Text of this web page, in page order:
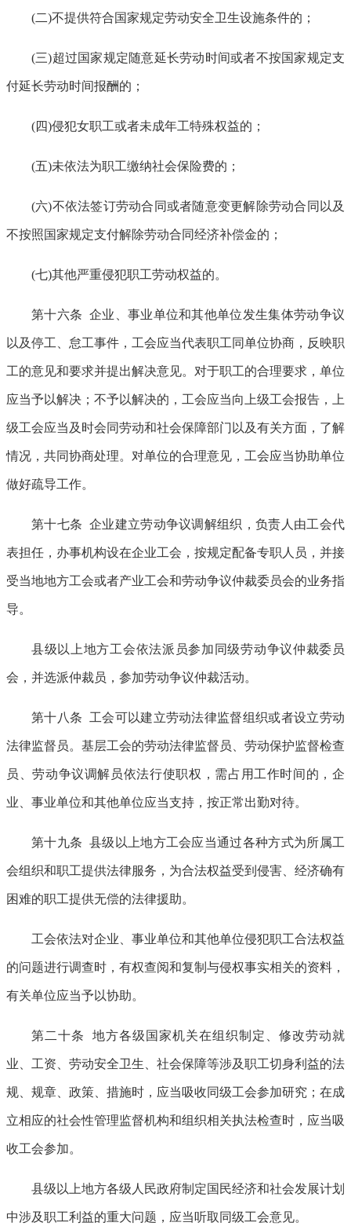
(二)不提供符合国家规定劳动安全卫生设施条件的；
(三)超过国家规定随意延长劳动时间或者不按国家规定支
付延长劳动时间报酬的；
(四)侵犯女职工或者未成年工特殊权益的；
(五)未依法为职工缴纳社会保险费的；
(六)不依法签订劳动合同或者随意变更解除劳动合同以及
不按照国家规定支付解除劳动合同经济补偿金的；
(七)其他严重侵犯职工劳动权益的。
第十六条 企业、事业单位和其他单位发生集体劳动争议
以及停工、怠工事件，工会应当代表职工同单位协商，反映职
工的意见和要求并提出解决意见。对于职工的合理要求，单位
应当予以解决；不予以解决的，工会应当向上级工会报告，上
级工会应当及时会同劳动和社会保障部门以及有关方面，了解
情况，共同协商处理。对单位的合理意见，工会应当协助单位
做好疏导工作。
第十七条 企业建立劳动争议调解组织，负责人由工会代
表担任，办事机构设在企业工会，按规定配备专职人员，并接
受当地地方工会或者产业工会和劳动争议仲裁委员会的业务指
导。
县级以上地方工会依法派员参加同级劳动争议仲裁委员
会，并选派仲裁员，参加劳动争议仲裁活动。
第十八条 工会可以建立劳动法律监督组织或者设立劳动
法律监督员。基层工会的劳动法律监督员、劳动保护监督检查
员、劳动争议调解员依法行使职权，需占用工作时间的，企
业、事业单位和其他单位应当支持，按正常出勤对待。
第十九条 县级以上地方工会应当通过各种方式为所属工
会组织和职工提供法律服务，为合法权益受到侵害、经济确有
困难的职工提供无偿的法律援助。
工会依法对企业、事业单位和其他单位侵犯职工合法权益
的问题进行调查时，有权查阅和复制与侵权事实相关的资料，
有关单位应当予以协助。
第二十条 地方各级国家机关在组织制定、修改劳动就
业、工资、劳动安全卫生、社会保障等涉及职工切身利益的法
规、规章、政策、措施时，应当吸收同级工会参加研究；在成
立相应的社会性管理监督机构和组织相关执法检查时，应当吸
收工会参加。
县级以上地方各级人民政府制定国民经济和社会发展计划
中涉及职工利益的重大问题，应当听取同级工会意见。